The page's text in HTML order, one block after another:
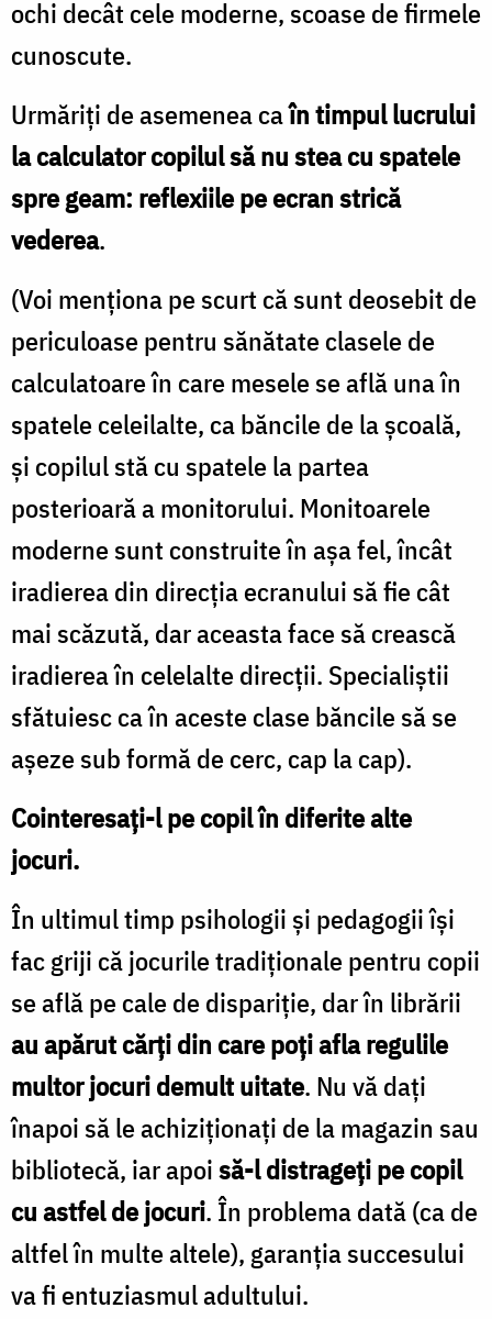
ochi decât cele moderne, scoase de firmele
cunoscute.
Urmăriţi de asemenea caîn timpul lucrului
la calculator copilul să nu stea cu spatele
spre geam: reflexiile pe ecran strică
vederea.
(Voi menţiona pe scurt că sunt deosebit de
periculoase pentru sănătate clasele de
calculatoare în care mesele se află una în
spatele celeilalte, ca băncile de la şcoală,
şi copilul stă cu spatele la partea
posterioară a monitorului. Monitoarele
moderne sunt construite în așa fel, încât
iradierea din direcţia ecranului să fie cât
mai scăzută, dar aceasta face să crească
iradierea în celelalte direcţii. Specialiştii
sfătuiesc ca în aceste clase băncile să se
aşeze sub formă de cerc, cap la cap).
Cointeresaţi-l pe copil în diferite alte
jocuri.
În ultimul timp psihologii şi pedagogii îşi
fac griji că jocurile tradiţionale pentru copii
se află pe cale de dispariţie, dar în librării
au apărut cărţi din care poţi afla regulile
multor jocuri demult uitate. Nu vă daţi
înapoi să le achiziţionaţi de la magazin sau
bibliotecă, iar apoisă-l distrageţi pe copil
cu astfel de jocuri. În problema dată (ca de
altfel în multe altele), garanţia succesului
va fi entuziasmul adultului.